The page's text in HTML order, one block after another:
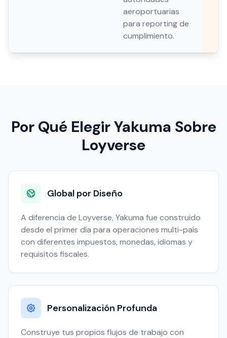
aeroportuarias
para reporting de
cumplimiento.
Por Qué Elegir Yakuma Sobre
Loyverse
Global por Diseño
A diferencia de Loyverse, Yakuma fue construido
desde el primer día para operaciones multi-país
con diferentes impuestos, monedas, idiomas y
requisitos fiscales.
Personalización Profunda
Construye tus propios flujos de trabajo con